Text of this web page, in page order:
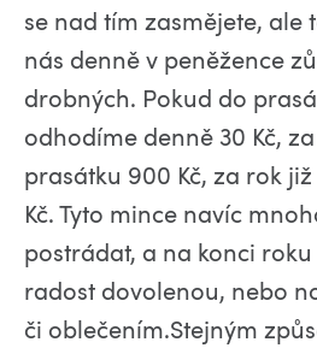
se nad tím zasmějete, ale
nás denně v peněžence
drobných. Pokud do
odhodíme denně 30 Kč,
prasátku 900 Kč, za rok již
Kč. Tyto mince navíc
postrádat, a na konci
radost dovolenou, nebo
či oblečením.Stejným